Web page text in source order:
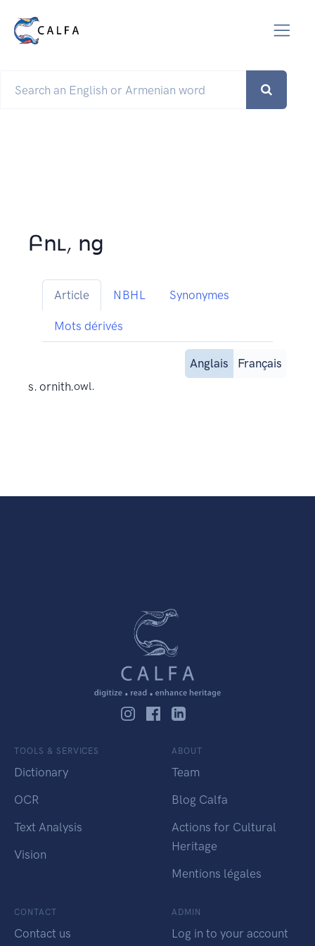
Բու, ոց
Article NBHL Synonymes
Mots dérivés
Anglais
Français
s. ornith.owl.
TOOLS & SERVICES
Dictionary
OCR
Text Analysis
Vision
ABOUT
Team
Blog Calfa
Actions for Cultural
Heritage
Mentions légales
CONTACT
Contact us
ADMIN
Log in to your account